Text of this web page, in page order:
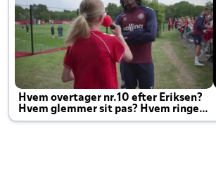
Hvem overtager nr.10 efter Eriksen?
Hvem glemmer sit pas? Hvem ringer
Joachim altid til efter kampe?